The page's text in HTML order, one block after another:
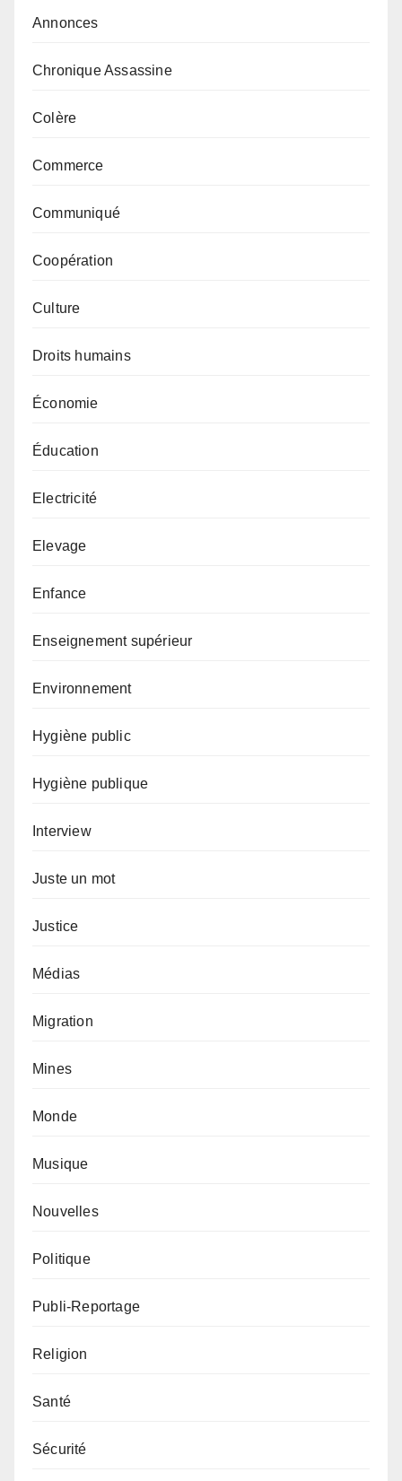
Annonces
Chronique Assassine
Colère
Commerce
Communiqué
Coopération
Culture
Droits humains
Économie
Éducation
Electricité
Elevage
Enfance
Enseignement supérieur
Environnement
Hygiène public
Hygiène publique
Interview
Juste un mot
Justice
Médias
Migration
Mines
Monde
Musique
Nouvelles
Politique
Publi-Reportage
Religion
Santé
Sécurité